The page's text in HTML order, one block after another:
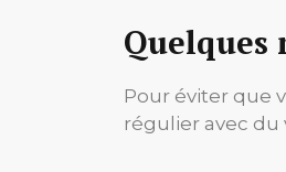
Quelques
Pour éviter que
régulier avec du